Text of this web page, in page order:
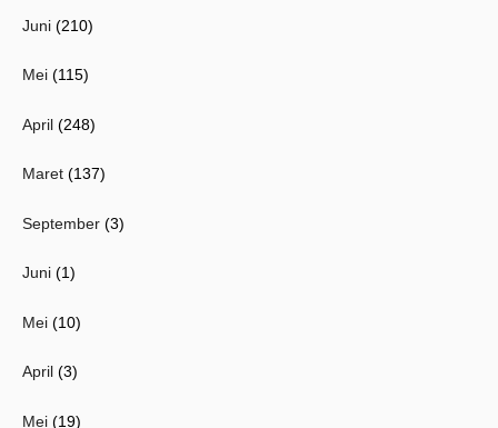
Juni (210)
Mei (115)
April (248)
Maret (137)
September (3)
Juni (1)
Mei (10)
April (3)
Mei (19)